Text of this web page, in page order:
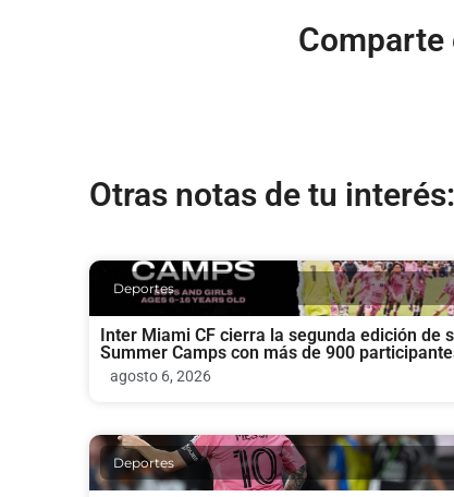
Otras notas de tu interés:
Deportes
Inter Miami CF cierra la segunda edición de
Summer Camps con más de 900
agosto 6, 2026
Deportes